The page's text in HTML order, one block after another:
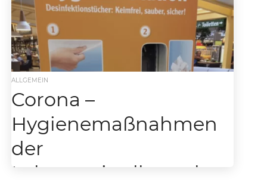
Juni weist der Lebensmittelverband Deutschland auf
die zentrale Rolle von...
ALLGEMEIN
Corona –
Hygienemaßnahmen
der
Lebensmittelbranche